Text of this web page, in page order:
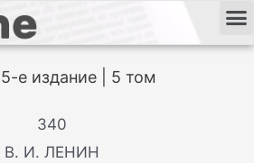
е издание | 5 том
340
В. И. ЛЕНИН